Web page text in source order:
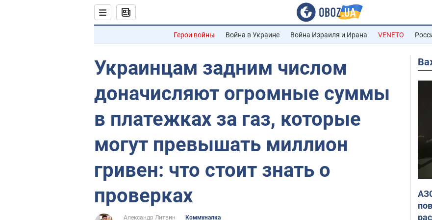
Герои войны Война в Украине Война Израиля и Ирана VENETO
Украинцам задним числом
доначисляют огромные суммы
в платежках за газ, которые
могут превышать миллион
гривен: что стоит знать о
проверках
Александр Литвин
Коммуналка